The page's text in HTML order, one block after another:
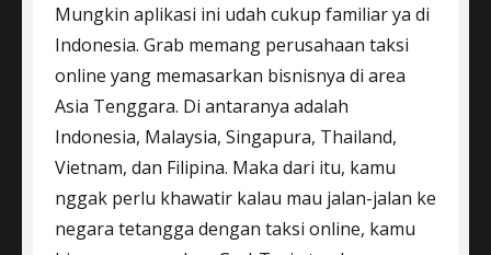
Mungkin aplikasi ini udah cukup familiar ya di
Indonesia. Grab memang perusahaan taksi
online yang memasarkan bisnisnya di area
Asia Tenggara. Di antaranya adalah
Indonesia, Malaysia, Singapura, Thailand,
Vietnam, dan Filipina. Maka dari itu, kamu
nggak perlu khawatir kalau mau jalan-jalan ke
negara tetangga dengan taksi online, kamu